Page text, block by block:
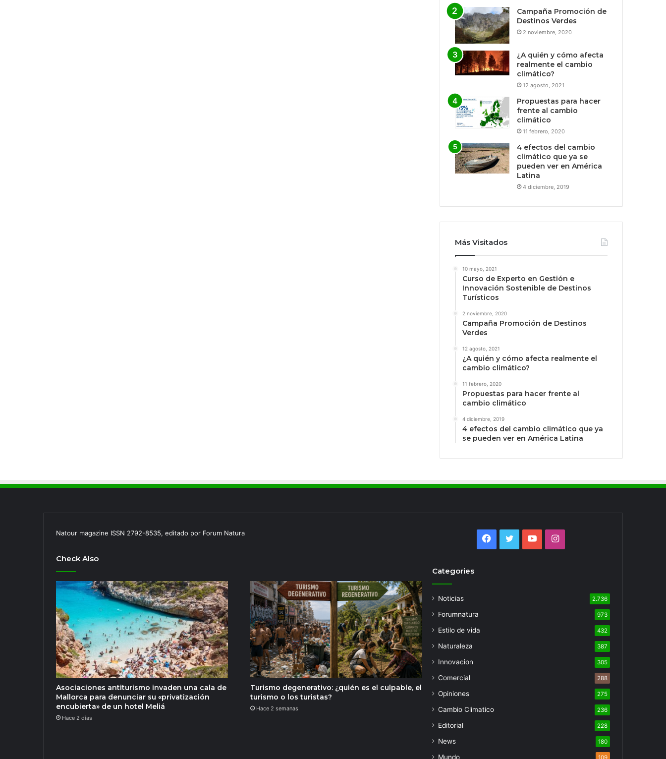
Campaña Promoción de
Destinos Verdes
2 noviembre, 2020
¿A quién y cómo afecta
realmente el cambio
climático?
12 agosto, 2021
Propuestas para hacer
frente al cambio
climático
11 febrero, 2020
4 efectos del cambio
climático que ya se
pueden ver en América
Latina
4 diciembre, 2019
Más Visitados
10 mayo, 2021
Curso de Experto en Gestión e
Innovación Sostenible de Destinos
Turísticos
2 noviembre, 2020
Campaña Promoción de Destinos
Verdes
12 agosto, 2021
¿A quién y cómo afecta realmente el
cambio climático?
11 febrero, 2020
Propuestas para hacer frente al
cambio climático
4 diciembre, 2019
4 efectos del cambio climático que ya
se pueden ver en América Latina
Natour magazine ISSN 2792-8535, editado por Forum Natura
Check Also
Asociaciones antiturismo invaden una cala de
Mallorca para denunciar su «privatización
encubierta» de un hotel Meliá
Hace 2 días
Turismo degenerativo: ¿quién es el culpable, el
turismo o los turistas?
Hace 2 semanas
Facebook
TwitterYouTubeInstagram
Categories
Noticias 2.736
Forumnatura 973
Estilo de vida 432
Naturaleza 387
Innovacion 305
Comercial 288
Opiniones 275
Cambio Climatico 236
Editorial 228
News 180
Mundo 109